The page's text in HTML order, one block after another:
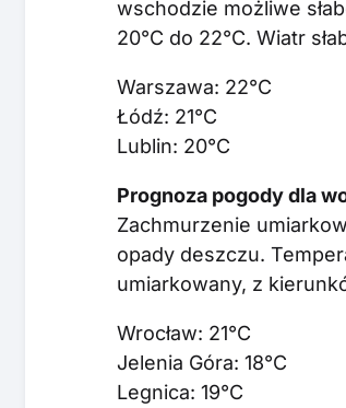
wschodzie możliwe
20°C do 22°C. Wiatr
Warszawa: 22°C
Łódź: 21°C
Lublin: 20°C
Prognoza pogody dla
Zachmurzenie
opady deszczu.
umiarkowany, z
Wrocław: 21°C
Jelenia Góra: 18°C
Legnica: 19°C